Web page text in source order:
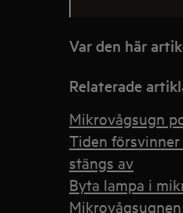
Var den här
Relaterade
Mikrovågsugn
Tiden
stängs av
Byta lampa i